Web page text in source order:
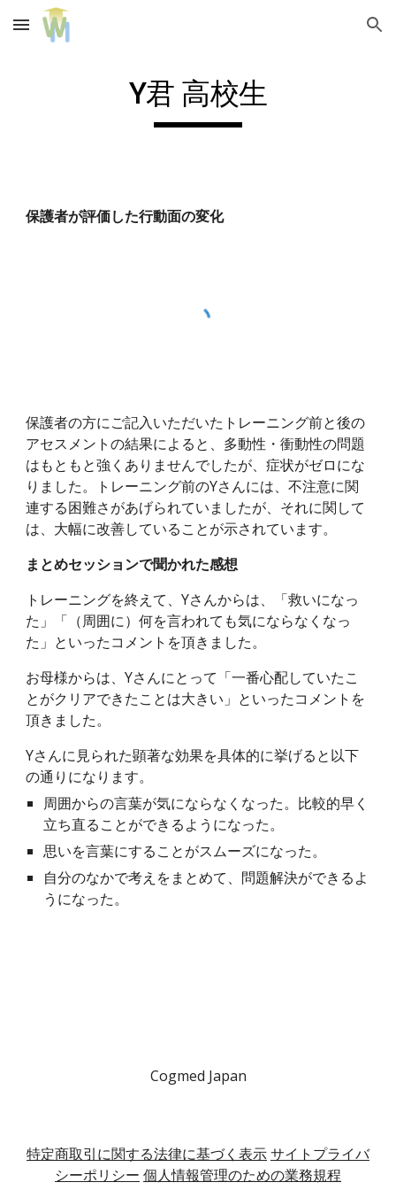
Skip to main content Skip to navigation
Y君 高校生
保護者が評価した行動面の変化
保護者の方にご記入いただいたトレーニング前と後の
アセスメントの結果によると、多動性・衝動性の問題
はもともと強くありませんでしたが、症状がゼロにな
りました。トレーニング前のYさんには、不注意に関
連する困難さがあげられていましたが、それに関して
は、大幅に改善していることが示されています。
まとめセッションで聞かれた感想
トレーニングを終えて、Yさんからは、「救いになっ
た」「（周囲に）何を言われても気にならなくなっ
た」といったコメントを頂きました。
お母様からは、Yさんにとって「一番心配していたこ
とがクリアできたことは大きい」といったコメントを
頂きました。
Yさんに見られた顕著な効果を具体的に挙げると以下
の通りになります。
周囲からの言葉が気にならなくなった。比較的早く
立ち直ることができるようになった。
思いを言葉にすることがスムーズになった。
自分のなかで考えをまとめて、問題解決ができるよ
うになった。
Cogmed Japan
特定商取引に関する法律に基づく表示サイトプライバ
シーポリシー 個人情報管理のための業務規程